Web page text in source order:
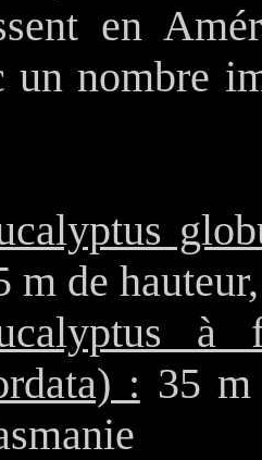
en
un nombre
m de
à
: 35